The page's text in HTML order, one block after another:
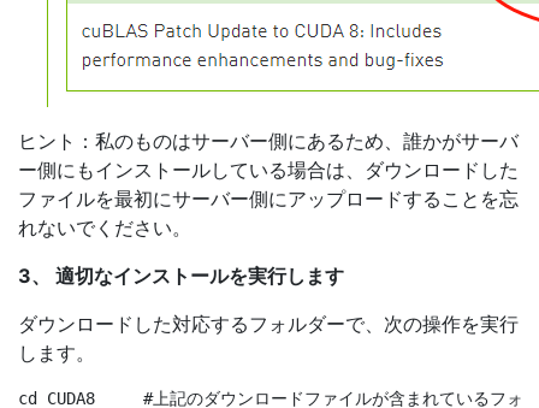
ヒント：私のものはサーバー側にあるため、誰かがサーバ
ー側にもインストールしている場合は、ダウンロードした
ファイルを最初にサーバー側にアップロードすることを忘
れないでください。
3、 適切なインストールを実行します
ダウンロードした対応するフォルダーで、次の操作を実行
します。
cd CUDA8     #上記のダウンロードファイルが含まれているフォ